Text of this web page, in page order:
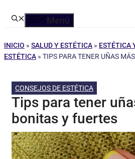
Menú
INICIO » SALUD Y ESTÉTICA » ESTÉTICA
ESTÉTICA » TIPS PARA TENER UÑAS
CONSEJOS DE ESTÉTICA
Tips para tener
bonitas y fuertes